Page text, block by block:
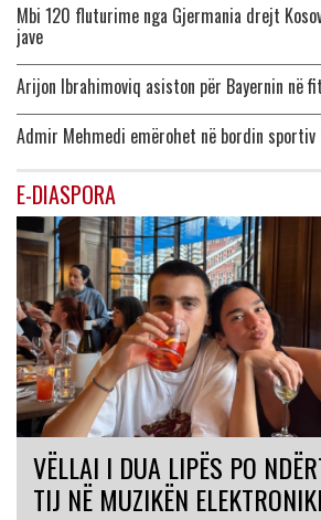
Mbi 120 fluturime nga Gjermania drejt
jave
Arijon Ibrahimoviq asiston për Bayernin në
Admir Mehmedi emërohet në bordin
E-DIASPORA
VËLLAI I DUA LIPËS PO
TIJ NË MUZIKËN